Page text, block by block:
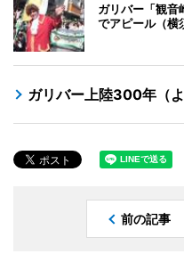
ガリバー「観
でアピール（横
ガリバー上陸300年（よ
前の記事